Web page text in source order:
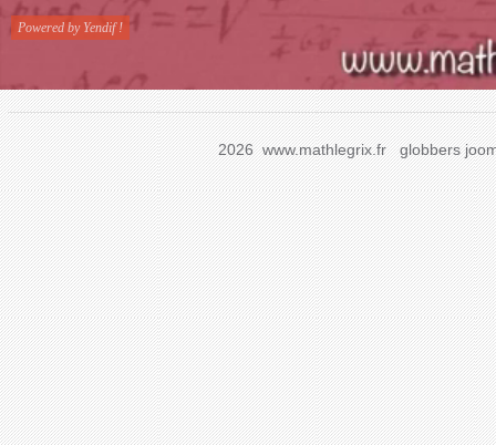
2026 www.mathlegrix.frglobbers